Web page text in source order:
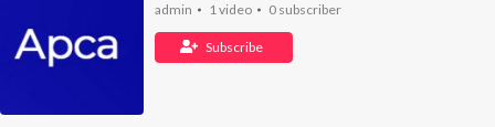
admin 1video 0subscriber
Subscribe